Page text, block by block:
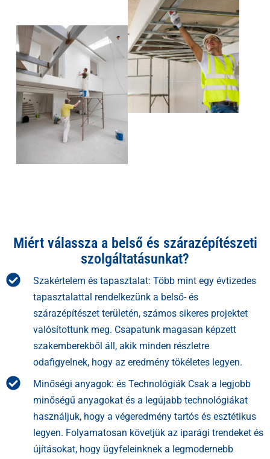
Miért válassza a belső és szárazépítészeti
szolgáltatásunkat?
Szakértelem és tapasztalat: Több mint egy évtizedes
tapasztalattal rendelkezünk a belső- és
szárazépítészet területén, számos sikeres projektet
valósítottunk meg. Csapatunk magasan képzett
szakemberekből áll, akik minden részletre
odafigyelnek, hogy az eredmény tökéletes legyen.
Minőségi anyagok: és Technológiák Csak a legjobb
minőségű anyagokat és a legújabb technológiákat
használjuk, hogy a végeredmény tartós és esztétikus
legyen. Folyamatosan követjük az iparági trendeket és
újításokat, hogy ügyfeleinknek a legmodernebb